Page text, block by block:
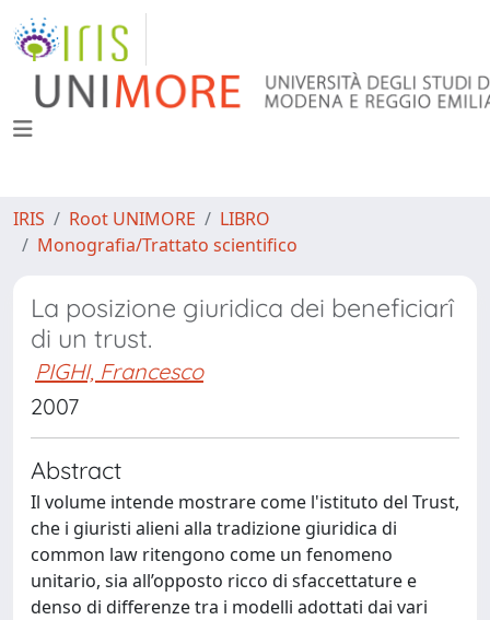
IRIS Root UNIMORE
LIBRO
Monografia/Trattato scientifico
La posizione giuridica dei beneficiarî
di un trust.
PIGHI, Francesco
2007
Abstract
Il volume intende mostrare come l'istituto del Trust,
che i giuristi alieni alla tradizione giuridica di
common law ritengono come un fenomeno
unitario, sia all’opposto ricco di sfaccettature e
denso di differenze tra i modelli adottati dai vari